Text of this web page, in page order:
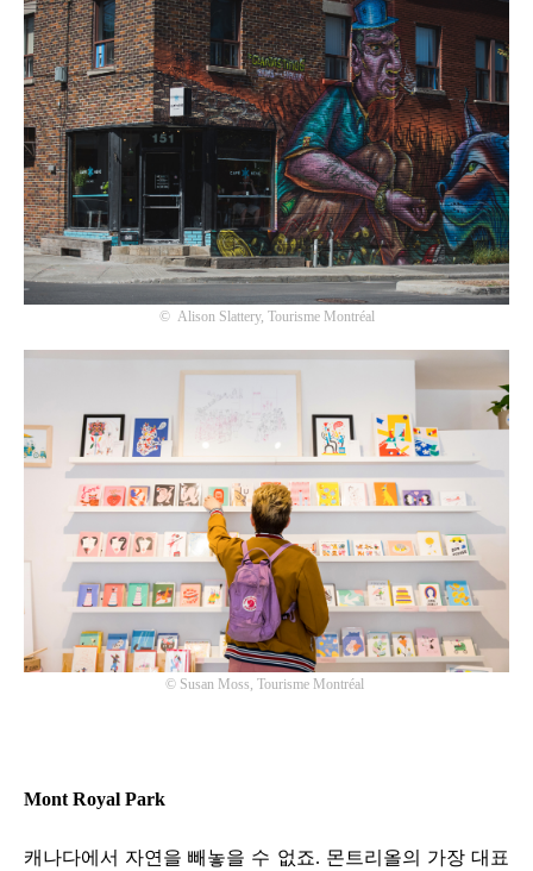
© Alison Slattery, Tourisme Montréal
© Susan Moss, Tourisme Montréal
Mont Royal Park
캐나다에서 자연을 빼놓을 수 없죠. 몬트리올의 가장 대표